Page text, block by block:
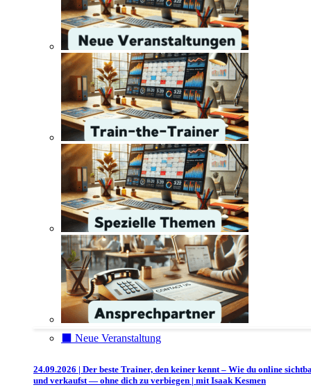
⬛️ Neue Veranstaltung
24.09.2026 | Der beste Trainer, den keiner kennt – Wie du online
und verkaufst — ohne dich zu verbiegen | mit Isaak Kesmen